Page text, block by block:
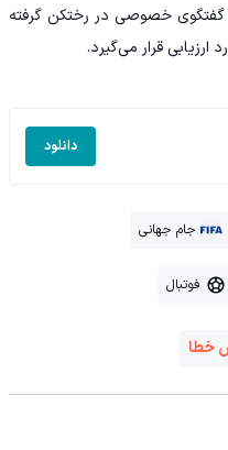
خصوصی در رختکن گرفته
قرار می‌گیرد.
دانلود
جام جهانی
فوتبال
خطا